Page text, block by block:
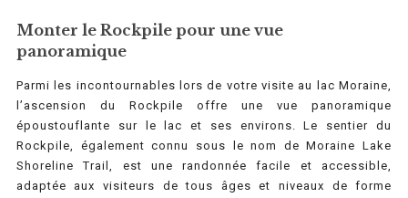
Monter le Rockpile pour une vue
panoramique
Parmi les incontournables lors de votre visite au lac Moraine,
l’ascension du Rockpile offre une vue panoramique
époustouflante sur le lac et ses environs. Le sentier du
Rockpile, également connu sous le nom de Moraine Lake
Shoreline Trail, est une randonnée facile et accessible,
adaptée aux visiteurs de tous âges et niveaux de forme